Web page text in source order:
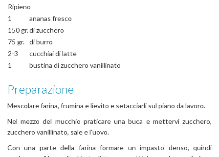
Ripieno
1
ananas fresco
150 gr.di zucchero
75 gr. di burro
2-3
cucchiai di latte
1
bustina di zucchero vanillinato
Preparazione
Mescolare farina, frumina e lievito e setacciarli sul piano da lavoro.
Nel mezzo del mucchio praticare una buca e mettervi zucchero,
zucchero vanillinato, sale e l'uovo.
Con una parte della farina formare un impasto denso, quindi